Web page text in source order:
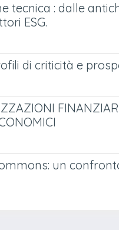
tecnica : dalle
ESG.
di criticità e
un